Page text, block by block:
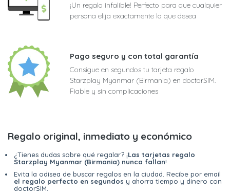
¡Un regalo infalible! Perfecto para que cualquier
persona elija exactamente lo que desea
Pago seguro y con total garantía
Consigue en segundos tu tarjeta regalo
Starzplay Myanmar (Birmania) en doctorSIM.
Fiable y sin complicaciones
Regalo original, inmediato y económico
¿Tienes dudas sobre qué regalar? ¡Las tarjetas regalo
Starzplay Myanmar (Birmania) nunca fallan!
Evita la odisea de buscar regalos en la ciudad. Recibe por email
el regalo perfecto en segundos y ahorra tiempo y dinero con
doctorSIM.